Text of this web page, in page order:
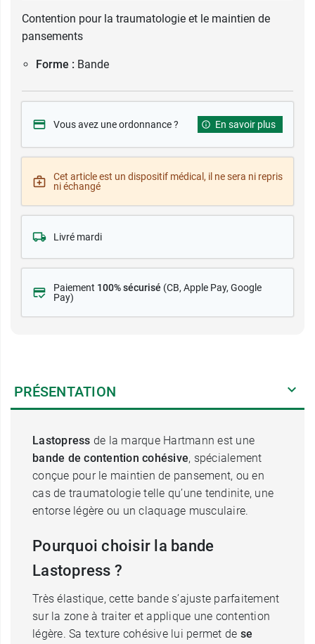
Contention pour la traumatologie et le maintien de
pansements
Forme : Bande
Vous avez une ordonnance ? En savoir plus
Cet article est un dispositif médical, il ne sera ni repris
ni échangé
Livré mardi
Paiement 100% sécurisé (CB, Apple Pay, Google
Pay)
PRÉSENTATION
Lastopress de la marque Hartmann est une
bande de contention cohésive, spécialement
conçue pour le maintien de pansement, ou en
cas de traumatologie telle qu’une tendinite, une
entorse légère ou un claquage musculaire.
Pourquoi choisir la bande
Lastopress ?
Très élastique, cette bande s’ajuste parfaitement
sur la zone à traiter et applique une contention
légère. Sa texture cohésive lui permet de se